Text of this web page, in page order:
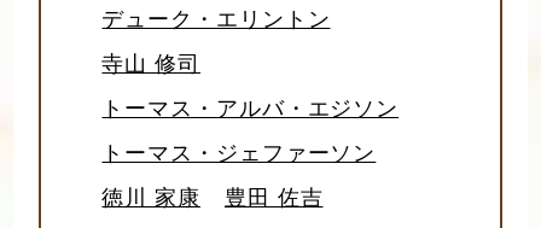
デューク・エリントン
寺山 修司
トーマス・アルバ・エジソン
トーマス・ジェファーソン
徳川 家康
豊田 佐吉